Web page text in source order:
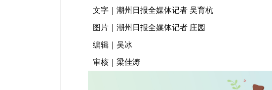
文字｜潮州日报全媒体记者 吴育杭
图片｜潮州日报全媒体记者 庄园
编辑｜吴冰
审核｜梁佳涛